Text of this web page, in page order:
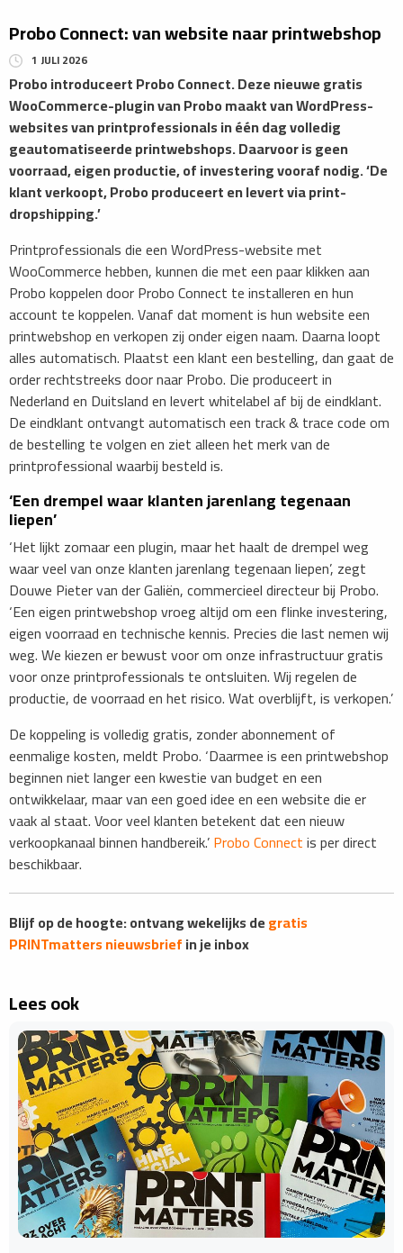
Probo Connect: van website naar printwebshop
1 JULI 2026
Probo introduceert Probo Connect. Deze nieuwe gratis
WooCommerce-plugin van Probo maakt van WordPress-
websites van printprofessionals in één dag volledig
geautomatiseerde printwebshops. Daarvoor is geen
voorraad, eigen productie, of investering vooraf nodig. ‘De
klant verkoopt, Probo produceert en levert via print-
dropshipping.’
Printprofessionals die een WordPress-website met
WooCommerce hebben, kunnen die met een paar klikken aan
Probo koppelen door Probo Connect te installeren en hun
account te koppelen. Vanaf dat moment is hun website een
printwebshop en verkopen zij onder eigen naam. Daarna loopt
alles automatisch. Plaatst een klant een bestelling, dan gaat de
order rechtstreeks door naar Probo. Die produceert in
Nederland en Duitsland en levert whitelabel af bij de eindklant.
De eindklant ontvangt automatisch een track & trace code om
de bestelling te volgen en ziet alleen het merk van de
printprofessional waarbij besteld is.
‘Een drempel waar klanten jarenlang tegenaan
liepen’
​‘Het lijkt zomaar een plugin, maar het haalt de drempel weg
waar veel van onze klanten jarenlang tegenaan liepen’, zegt
Douwe Pieter van der Galiën, commercieel directeur bij Probo.
‘Een eigen printwebshop vroeg altijd om een flinke investering,
eigen voorraad en technische kennis. Precies die last nemen wij
weg. We kiezen er bewust voor om onze infrastructuur gratis
voor onze printprofessionals te ontsluiten. Wij regelen de
productie, de voorraad en het risico. Wat overblijft, is verkopen.’
De koppeling is volledig gratis, zonder abonnement of
eenmalige kosten, meldt Probo. ‘Daarmee is een printwebshop
beginnen niet langer een kwestie van budget en een
ontwikkelaar, maar van een goed idee en een website die er
vaak al staat. Voor veel klanten betekent dat een nieuw
verkoopkanaal binnen handbereik.’Probo Connectis per direct
beschikbaar.
Blijf op de hoogte: ontvang wekelijks degratis
PRINTmatters nieuwsbriefin je inbox
Lees ook